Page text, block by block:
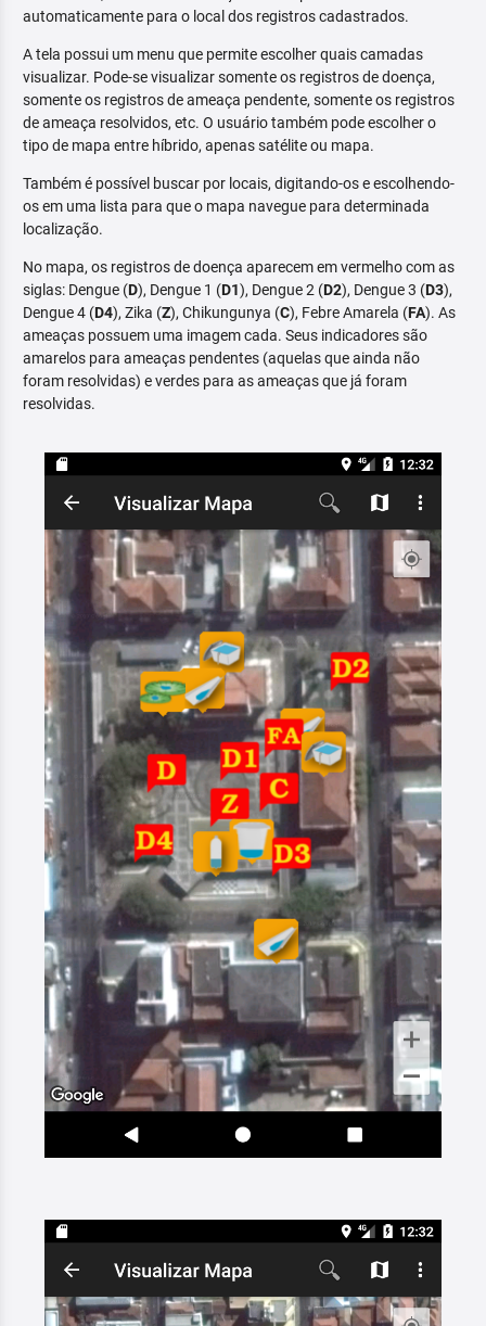
automaticamente para o local dos registros cadastrados.
A tela possui um menu que permite escolher quais camadas
visualizar. Pode-se visualizar somente os registros de doença,
somente os registros de ameaça pendente, somente os registros
de ameaça resolvidos, etc. O usuário também pode escolher o
tipo de mapa entre híbrido, apenas satélite ou mapa.
Também é possível buscar por locais, digitando-os e escolhendo-
os em uma lista para que o mapa navegue para determinada
localização.
No mapa, os registros de doença aparecem em vermelho com as
siglas: Dengue (D), Dengue 1 (D1), Dengue 2 (D2), Dengue 3 (D3),
Dengue 4 (D4), Zika (Z), Chikungunya (C), Febre Amarela (FA). As
ameaças possuem uma imagem cada. Seus indicadores são
amarelos para ameaças pendentes (aquelas que ainda não
foram resolvidas) e verdes para as ameaças que já foram
resolvidas.